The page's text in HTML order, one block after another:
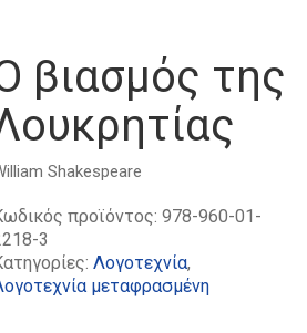
βιασμός της
Shakespeare
προϊόντος:978-960-01-
3
Λογοτεχνία,
μεταφρασμένη